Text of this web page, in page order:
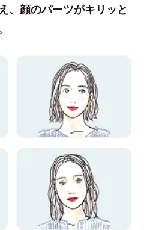
、顔のパーツがキリッと